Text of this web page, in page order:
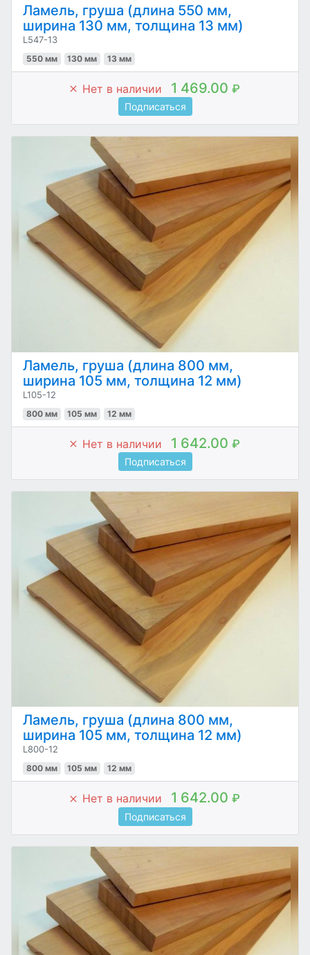
Ламель, груша (длина 550 мм,
ширина 130 мм, толщина 13 мм)
L547-13
550 мм 130 мм 13 мм
Нет в наличии 1 469.00 ₽
Подписаться
Ламель, груша (длина 800 мм,
ширина 105 мм, толщина 12 мм)
L105-12
800 мм 105 мм 12 мм
Нет в наличии 1 642.00 ₽
Подписаться
Ламель, груша (длина 800 мм,
ширина 105 мм, толщина 12 мм)
L800-12
800 мм 105 мм 12 мм
Нет в наличии 1 642.00 ₽
Подписаться